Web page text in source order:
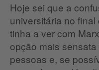
Hoje sei que a
universitária no
tinha a ver com
opção mais
pessoas e, se